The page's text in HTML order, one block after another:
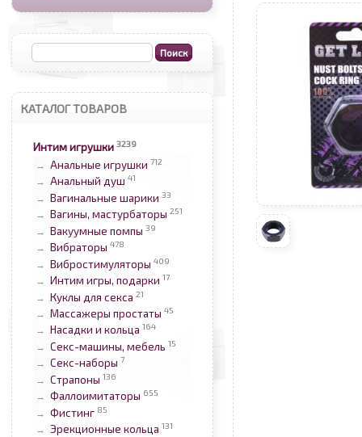
КАТАЛОГ ТОВАРОВ
Интим игрушки 3239
→ Анальные игрушки 712
→ Анальный душ 41
→ Вагинальные шарики 33
→ Вагины, мастурбаторы 251
→ Вакуумные помпы 39
→ Вибраторы 478
→ Вибростимуляторы 409
→ Интим игры, подарки 17
→ Куклы для секса 21
→ Массажеры простаты 45
→ Насадки и кольца 164
→ Секс-машины, мебель 15
→ Секс-наборы 7
→ Страпоны 136
→ Фаллоимитаторы 655
→ Фистинг 85
→ Эрекционные кольца 131